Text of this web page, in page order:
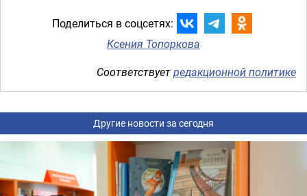
Поделиться в соцсетях:
Ксения Топоркова
Соответствуетредакционной политике
Другие новости за сегодня